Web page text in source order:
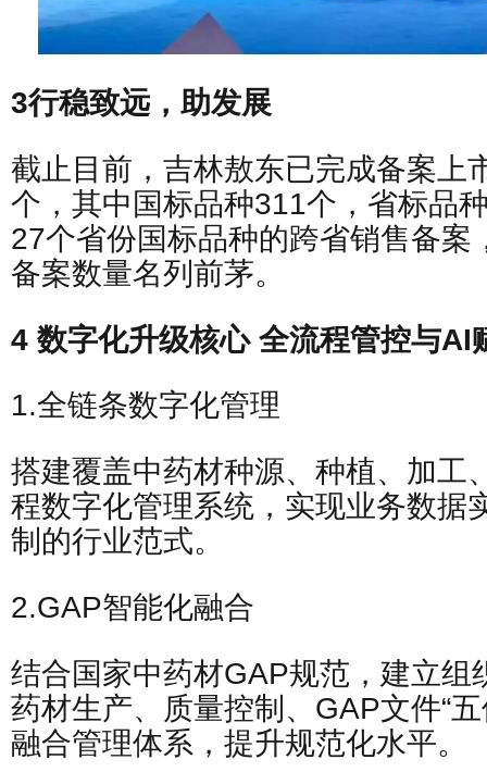
3行稳致远，助发展
截止目前，吉林敖东已完成备案上
个，其中国标品种311个，省标品
27个省份国标品种的跨省销售备案
备案数量名列前茅。
4 数字化升级核心 全流程管控与AI
1.全链条数字化管理
搭建覆盖中药材种源、种植、加工
程数字化管理系统，实现业务数据
制的行业范式。
2.GAP智能化融合
结合国家中药材GAP规范，建立组
药材生产、质量控制、GAP文件“
融合管理体系，提升规范化水平。